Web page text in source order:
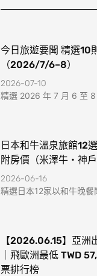
k
a
今日旅遊要聞 精選10
（2026/7/6–8）
2026-07-10
精選 2026 年 7 月 6 至 8
日本和牛溫泉旅館12
附房價（米澤牛・神戶
2026-06-16
精選日本12家以和牛晚
【2026.06.15】亞洲
｜飛歐洲最低 TWD
票排行榜